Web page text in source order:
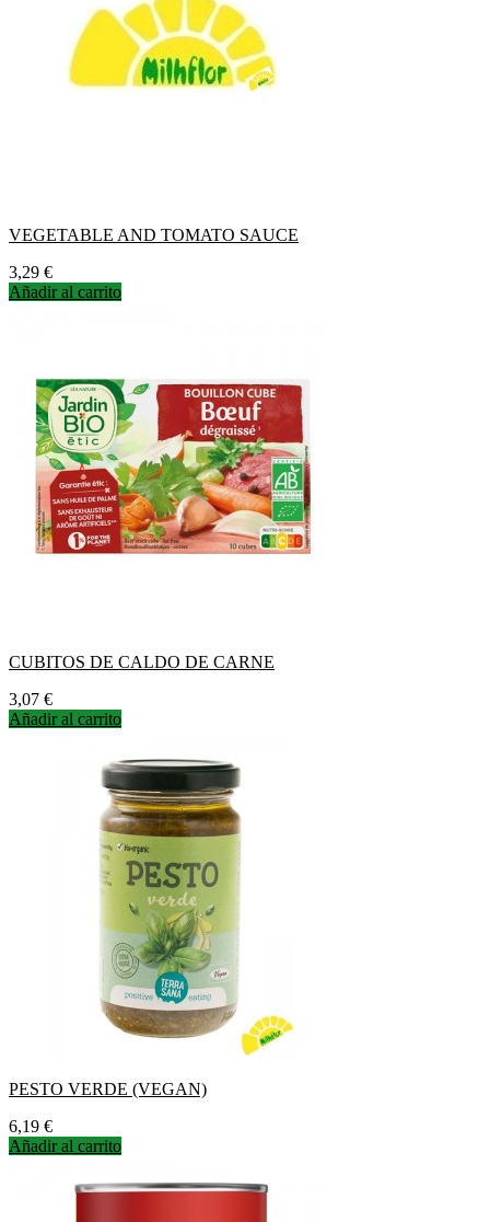
VEGETABLE AND TOMATO SAUCE
Precio
3,29 €
Añadir al carrito
CUBITOS DE CALDO DE CARNE
Precio
3,07 €
Añadir al carrito
PESTO VERDE (VEGAN)
Precio
6,19 €
Añadir al carrito